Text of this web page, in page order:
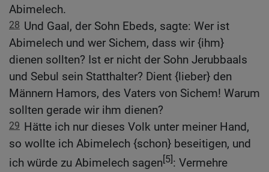
Abimelech.
28 Und Gaal, der Sohn Ebeds, sagte: Wer ist
Abimelech und wer Sichem, dass wir {ihm}
dienen sollten? Ist er nicht der Sohn Jerubbaals
und Sebul sein Statthalter? Dient {lieber} den
Männern Hamors, des Vaters von Sichem! Warum
sollten gerade wir ihm dienen?
29 Hätte ich nur dieses Volk unter meiner Hand,
so wollte ich Abimelech {schon} beseitigen, und
ich würde zu Abimelech sagen[5]: Vermehre